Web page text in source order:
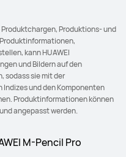
Produktions- und
kann HUAWEI
und Bildern auf den
sodass sie mit der
und den Komponenten
Produktinformationen können
angepasst werden.
M-Pencil Pro